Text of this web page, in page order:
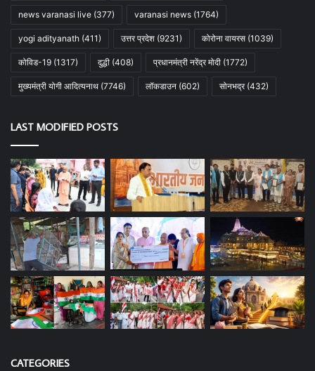
news varanasi live (377) varanasi news (1764)
yogi adityanath (411) उत्तर प्रदेश (9231) कोरोना वायरस (1039)
कोविड-19 (1317) दुद्धी (408) प्रधानमंत्री नरेंद्र मोदी (1772)
मुख्यमंत्री योगी आदित्यनाथ (7746) लॉकडाउन (602) सोनभद्र(432)
LAST MODIFIED POSTS
CATEGORIES